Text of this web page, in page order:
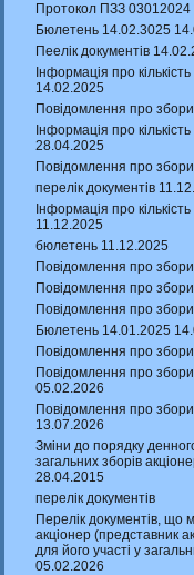
Протокол ПЗЗ
Бюлетень 14.02.3025
Пеелік документів
Інформація про кількість
14.02.2025
Повідомлення про
Інформація про кількість
28.04.2025
Повідомлення про
перелік документів
Інформація про кількість
11.12.2025
бюлетень 11.12.2025
Повідомлення про
Повідомлення про
Повідомлення про
Бюлетень 14.01.2025
Повідомлення про
Повідомлення про
05.02.2026
Повідомлення про
13.07.2026
Зміни до порядку
загальних зборів
28.04.2015
перелік документів
Перелік документів, що
акціонер (представник
для його участі у
05.02.2026